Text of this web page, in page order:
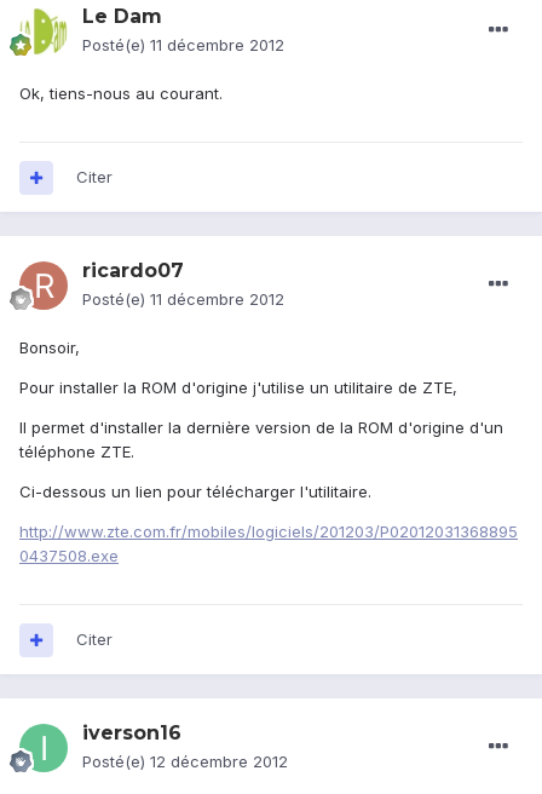
Le Dam
Posté(e) 11 décembre 2012
Ok, tiens-nous au courant.
Citer
ricardo07
Posté(e) 11 décembre 2012
Bonsoir,
Pour installer la ROM d'origine j'utilise un utilitaire de ZTE,
Il permet d'installer la dernière version de la ROM d'origine d'un
téléphone ZTE.
Ci-dessous un lien pour télécharger l'utilitaire.
http://www.zte.com.fr/mobiles/logiciels/201203/P02012031368895
0437508.exe
Citer
iverson16
Posté(e) 12 décembre 2012